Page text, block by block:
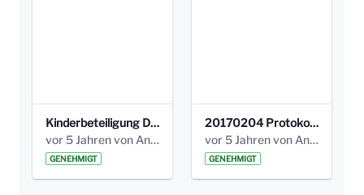
Kinderbeteiligung Dez. 17 _Abstimmung Klettergerüst.pdf
vor 5 Jahren von Anni Schlumberger
GENEHMIGT
20170204 Protokoll Workshop 2 Promenade Schloßstraße (1).pdf
vor 5 Jahren von Anni Schlumberger
GENEHMIGT